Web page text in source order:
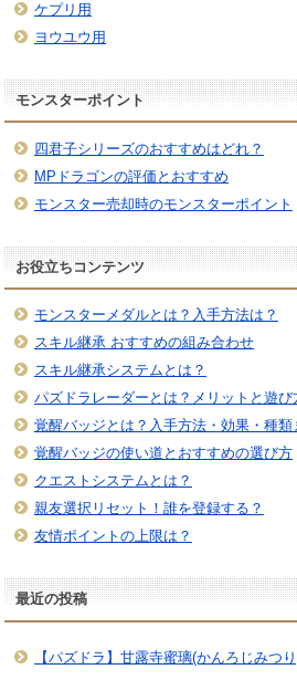
ケプリ用
ヨウユウ用
モンスターポイント
四君子シリーズのおすすめはどれ？
MPドラゴンの評価とおすすめ
モンスター売却時のモンスターポイント
お役立ちコンテンツ
モンスターメダルとは？入手方法は？
スキル継承 おすすめの組み合わせ
スキル継承システムとは？
パズドラレーダーとは？メリットと遊び
覚醒バッジとは？入手方法・効果・種類
覚醒バッジの使い道とおすすめの選び方
クエストシステムとは？
親友選択リセット！誰を登録する？
友情ポイントの上限は？
最近の投稿
【パズドラ】甘露寺蜜璃(かんろじみつ